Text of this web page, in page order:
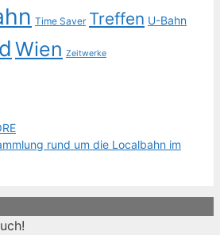
Time Saver Treffen U-Bahn
Wien Zeitwerke
rund um die Localbahn im